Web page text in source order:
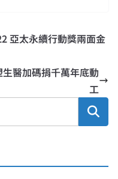
亞太永續行動獎兩面金
醫加碼捐千萬年底動
工